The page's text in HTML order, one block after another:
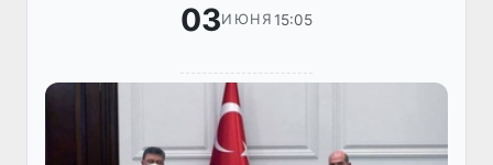
03ИЮНЯ 15:05